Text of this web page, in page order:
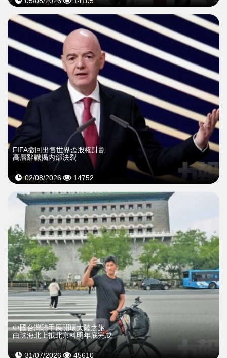
FIFA撤回出售世界盃股權計劃
高層辭職揭內部決裂
02/08/2026 14752
中國台灣騎手展開環大陸之旅
由珠海北上抵北京料明年底完成
31/07/2026 45610